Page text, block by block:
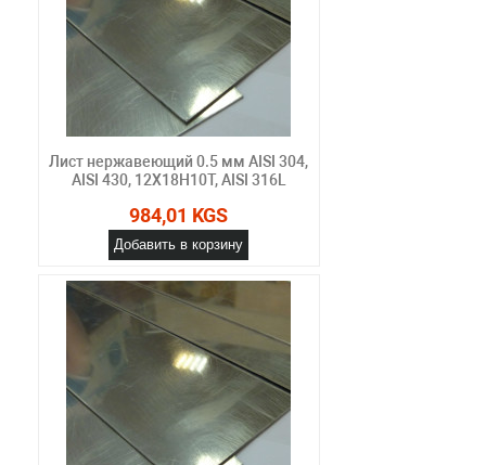
Лист нержавеющий 0.5 мм AISI 304,
AISI 430, 12Х18Н10Т, AISI 316L
984,01 KGS
Добавить в корзину